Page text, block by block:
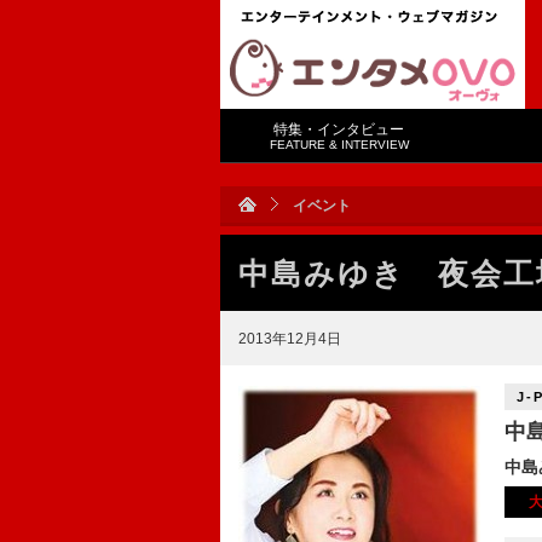
特集・インタビュー
FEATURE & INTERVIEW
イベント
中島みゆき 夜会
2013年12月4日
J-
中
中島